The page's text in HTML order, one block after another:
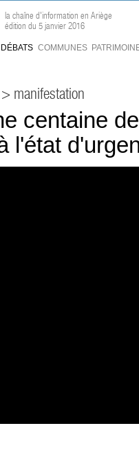
la chaîne d'information en Ariège
édition du 5 janvier 2016
DÉBATS COMMUNES
> manifestation
centaine
l'état